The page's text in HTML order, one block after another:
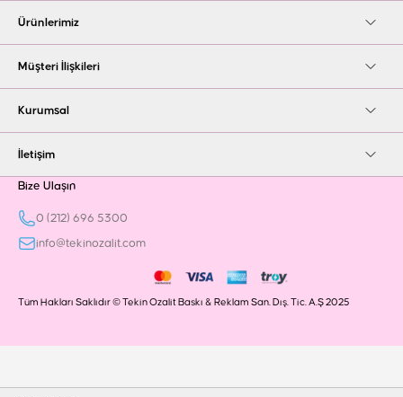
Ürünlerimiz
Müşteri İlişkileri
Kurumsal
İletişim
Bize Ulaşın
0 (212) 696 5300
info@tekinozalit.com
Tüm Hakları Saklıdır © Tekin Ozalit Baskı & Reklam San. Dış. Tic. A.Ş 2025